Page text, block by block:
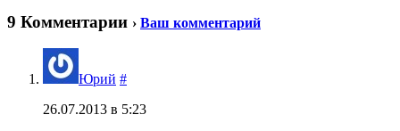
9 Комментарии › Ваш комментарий
Юрий #
26.07.2013 в 5:23